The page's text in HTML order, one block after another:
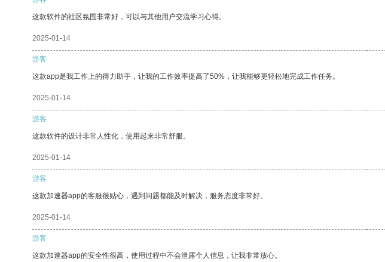
这款软件的社区氛围非常好，可以与其他用户交流学习心得。
2025-01-14
游客
这款app是我工作上的得力助手，让我的工作效率提高了50%，让我能够更轻松地完成工作任务。
2025-01-14
游客
这款软件的设计非常人性化，使用起来非常舒服。
2025-01-14
游客
这款加速器app的客服很贴心，遇到问题都能及时解决，服务态度非常好。
2025-01-14
游客
这款加速器app的安全性很高，使用过程中不会泄露个人信息，让我非常放心。